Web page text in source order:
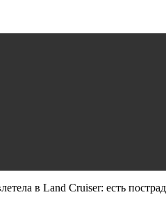
в Land Cruiser: есть